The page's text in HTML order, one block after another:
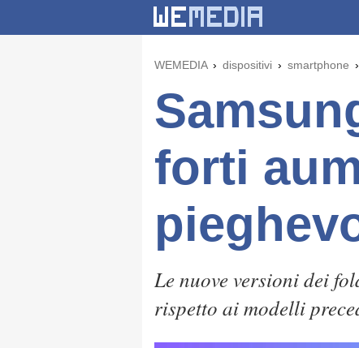
WEMEDIA dispositivi smartphone
forti
Le nuove versioni dei
rispetto ai modelli